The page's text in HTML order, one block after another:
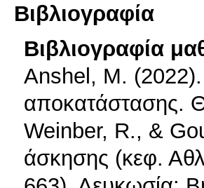
Βιβλιογραφία
Βιβλιογραφία
Anshel, M. (2022).
αποκατάστασης.
Weinber, R., &
άσκησης (κεφ.